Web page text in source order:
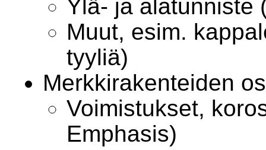
Ylä- ja alatunniste
Muut, esim.
tyyliä)
Merkkirakenteiden
Voimistukset,
Emphasis)